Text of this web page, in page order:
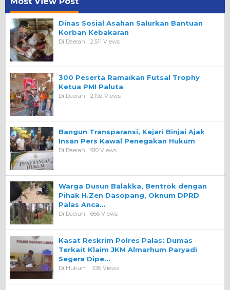
Dinas Sosial Asahan Salurkan Bantuan
Korban Kebakaran
Di Daerah 2,511 Views
300 Peserta Ramaikan Futsal Trophy
Ketua PMI Paluta
Di Daerah 2,192 Views
Bangun Transparansi, Kejari Binjai Ajak
Insan Pers Kawal Penegakan Hukum
Di Daerah 910 Views
Warga Dusun Balakka, Bentrok dengan
Pihak H.Zen Dasopang, Oknum DPRD
Palas Anca…
Di Daerah 666 Views
Kasat Reskrim Polres Palas: Dumas
Terkait Klaim JKM Almarhum Paryadi
Segera Dipe…
Di Hukum 336 Views